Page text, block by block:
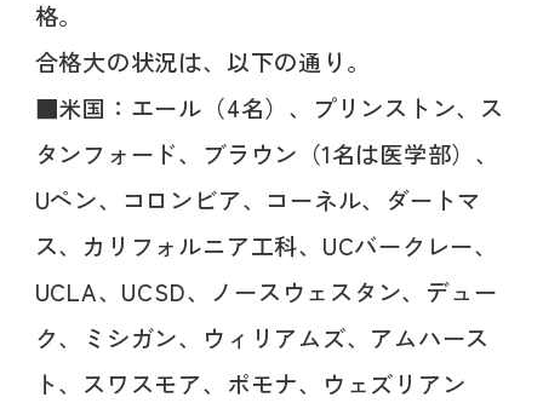
格。
合格大の状況は、以下の通り。
■米国：エール（4名）、プリンストン、ス
タンフォード、ブラウン（1名は医学部）、
Uペン、コロンビア、コーネル、ダートマ
ス、カリフォルニア工科、UCバークレー、
UCLA、UCSD、ノースウェスタン、デュー
ク、ミシガン、ウィリアムズ、アムハース
ト、スワスモア、ポモナ、ウェズリアン